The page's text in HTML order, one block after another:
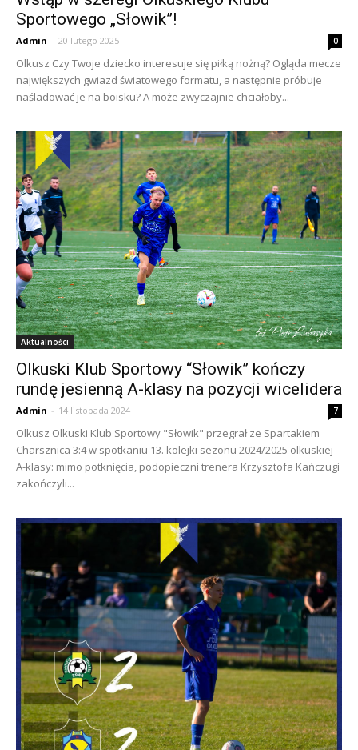
Sportowego „Słowik”!
Admin - 20 lutego 2025 0
Olkusz Czy Twoje dziecko interesuje się piłką nożną? Ogląda mecze
największych gwiazd światowego formatu, a następnie próbuje
naśladować je na boisku? A może zwyczajnie chciałoby...
Aktualności
Olkuski Klub Sportowy “Słowik” kończy
rundę jesienną A-klasy na pozycji wicelidera
Admin - 14 listopada 2024 7
Olkusz Olkuski Klub Sportowy "Słowik" przegrał ze Spartakiem
Charsznica 3:4 w spotkaniu 13. kolejki sezonu 2024/2025 olkuskiej
A-klasy: mimo potknięcia, podopieczni trenera Krzysztofa Kańczugi
zakończyli...